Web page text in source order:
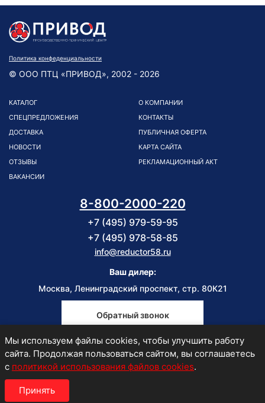
Политика конфеденциальности
© ООО ПТЦ «ПРИВОД», 2002 - 2026
КАТАЛОГ
СПЕЦПРЕДЛОЖЕНИЯ
ДОСТАВКА
НОВОСТИ
ОТЗЫВЫ
ВАКАНСИИ
О КОМПАНИИ
КОНТАКТЫ
ПУБЛИЧНАЯ ОФЕРТА
КАРТА САЙТА
РЕКЛАМАЦИОННЫЙ АКТ
8-800-2000-220
+7 (495) 979-59-95
+7 (495) 978-58-85
info@reductor58.ru
Ваш дилер:
Москва, Ленинградский проспект, стр. 80К21
Обратный звонок
Пн-Пт
9:00-18:00
Мы используем файлы cookies, чтобы улучшить работу
сайта. Продолжая пользоваться сайтом, вы соглашаетесь
с политикой использования файлов cookies.
Принять